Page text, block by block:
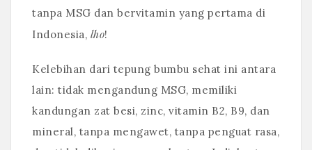
tanpa MSG dan bervitamin yang pertama di
Indonesia, lho!
Kelebihan dari tepung bumbu sehat ini antara
lain: tidak mengandung MSG, memiliki
kandungan zat besi, zinc, vitamin B2, B9, dan
mineral, tanpa mengawet, tanpa penguat rasa,